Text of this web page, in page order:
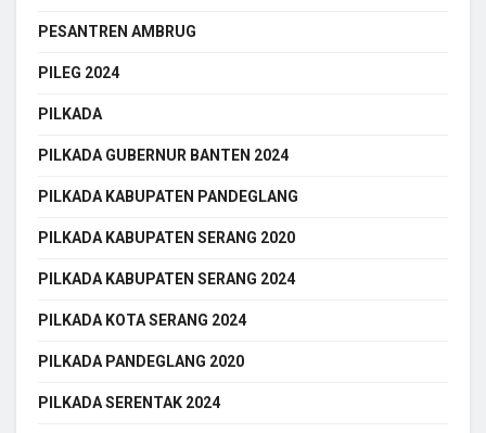
PESANTREN AMBRUG
PILEG 2024
PILKADA
PILKADA GUBERNUR BANTEN 2024
PILKADA KABUPATEN PANDEGLANG
PILKADA KABUPATEN SERANG 2020
PILKADA KABUPATEN SERANG 2024
PILKADA KOTA SERANG 2024
PILKADA PANDEGLANG 2020
PILKADA SERENTAK 2024